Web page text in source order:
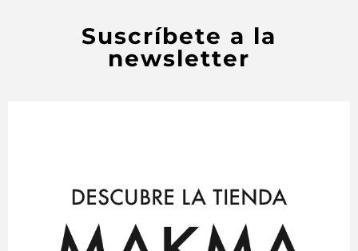
Suscríbete a la
newsletter